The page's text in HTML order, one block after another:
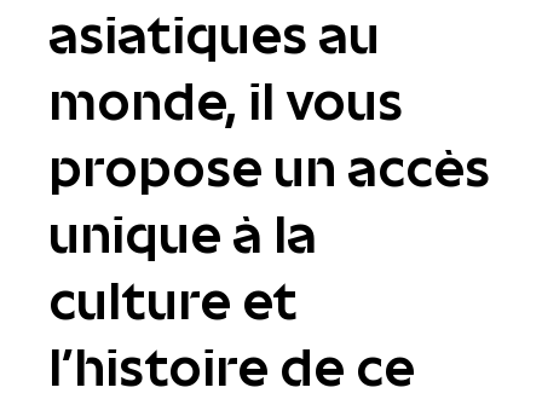
asiatiques au
monde, il vous
propose un accès
unique à la
culture et
l’histoire de ce